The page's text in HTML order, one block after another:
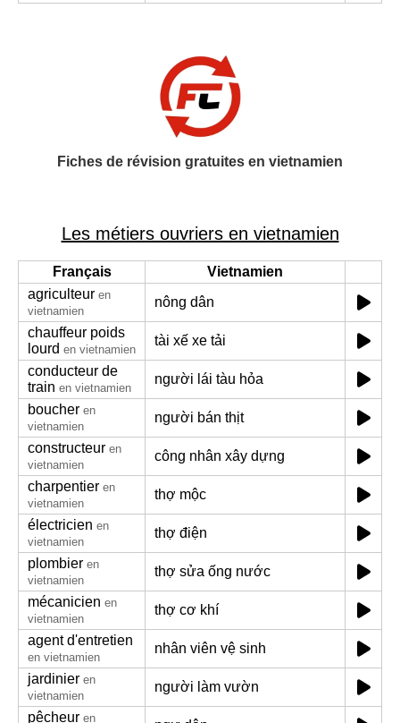
Fiches de révision gratuites en vietnamien
Les métiers ouvriers en vietnamien
Français
Vietnamien
agriculteur en
vietnamien
nông dân
chauffeur poids
lourd en vietnamien
tài xế xe tải
conducteur de
train en vietnamien
người lái tàu hỏa
boucher en
vietnamien
người bán thịt
constructeur en
vietnamien
công nhân xây dựng
charpentier en
vietnamien
thợ mộc
électricien en
vietnamien
thợ điện
plombier en
vietnamien
thợ sửa ống nước
mécanicien en
vietnamien
thợ cơ khí
agent d'entretien
en vietnamien
nhân viên vệ sinh
jardinier en
vietnamien
người làm vườn
pêcheur en